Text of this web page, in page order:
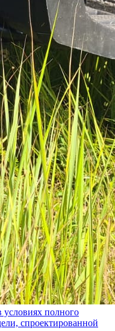
полного
спроектированной